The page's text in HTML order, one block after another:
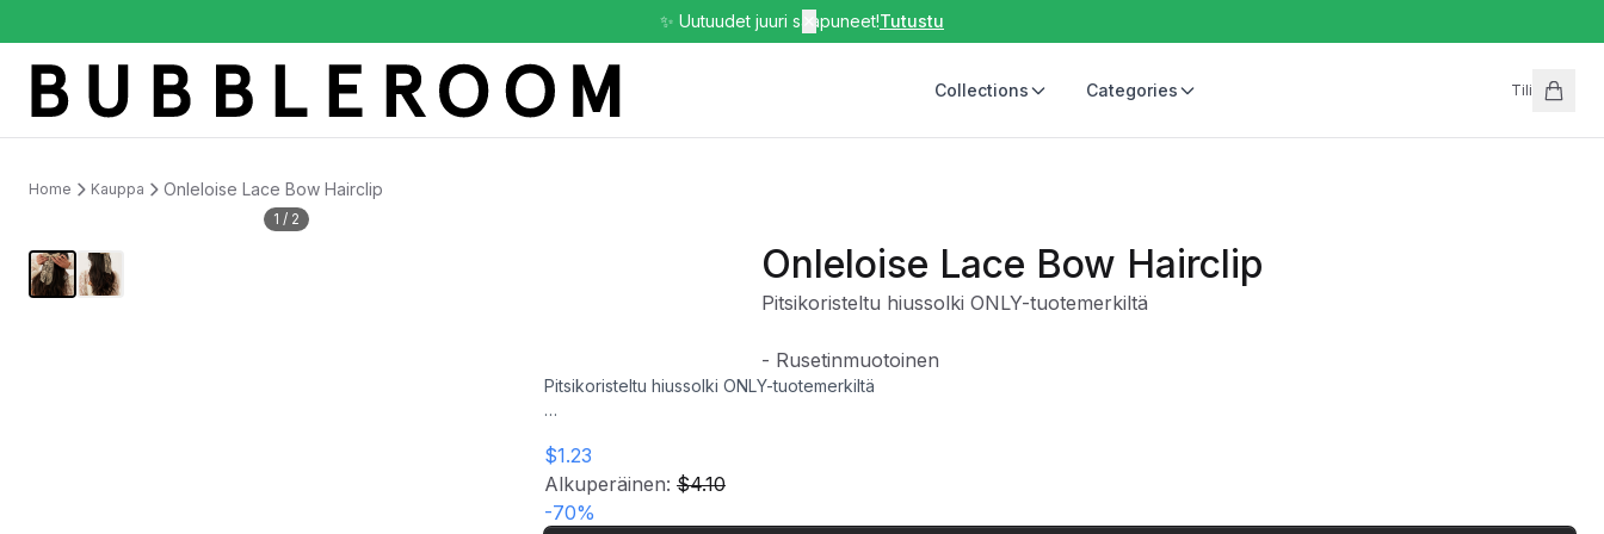
✨ Uutuudet juuri saapuneet!Tutustu
Collections Categories Tili
Home Kauppa Onleloise Lace Bow Hairclip
1 / 2
Onleloise Lace Bow Hairclip
Pitsikoristeltu hiussolki ONLY-tuotemerkiltä
- Rusetinmuotoinen
Pitsikoristeltu hiussolki ONLY-tuotemerkiltä
$1.23
Alkuperäinen: $4.10
-70%